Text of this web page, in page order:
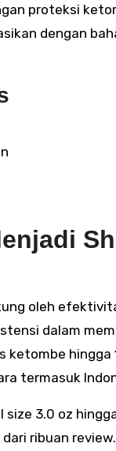
proteksi
dengan
oleh
dalam
termasuk
3.0 oz
ribuan